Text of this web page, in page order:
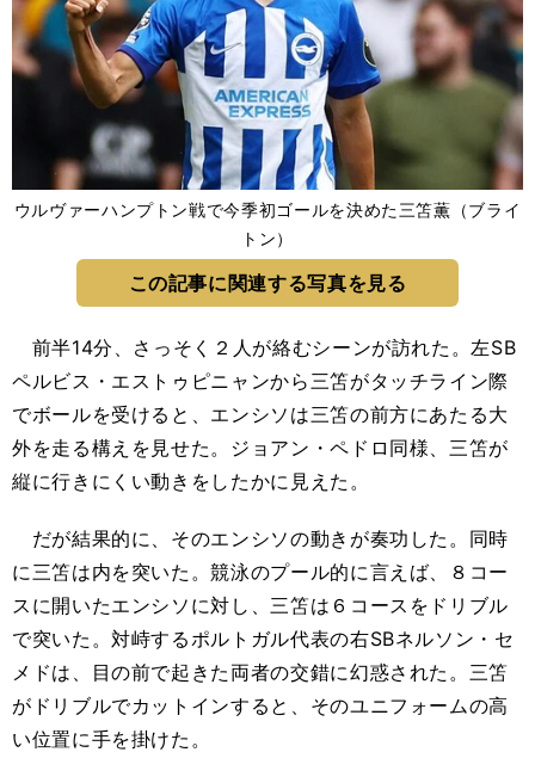
ウルヴァーハンプトン戦で今季初ゴールを決めた三笘薫（ブライ
トン）
この記事に関連する写真を見る
前半14分、さっそく２人が絡むシーンが訪れた。左SB
ペルビス・エストゥピニャンから三笘がタッチライン際
でボールを受けると、エンシソは三笘の前方にあたる大
外を走る構えを見せた。ジョアン・ペドロ同様、三笘が
縦に行きにくい動きをしたかに見えた。
だが結果的に、そのエンシソの動きが奏功した。同時
に三笘は内を突いた。競泳のプール的に言えば、８コー
スに開いたエンシソに対し、三笘は６コースをドリブル
で突いた。対峙するポルトガル代表の右SBネルソン・セ
メドは、目の前で起きた両者の交錯に幻惑された。三笘
がドリブルでカットインすると、そのユニフォームの高
い位置に手を掛けた。